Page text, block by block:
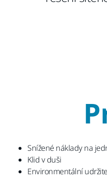
Snížené náklady na
Klid v duši
Environmentální